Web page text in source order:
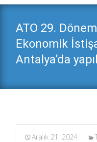
ATO 29.
Ekonomik
Antalya’da
Aralık 21, 2024